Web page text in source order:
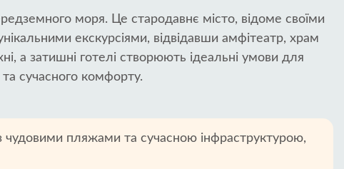
моря. Це стародавнє місто, відоме своїми
екскурсіями, відвідавши амфітеатр, храм
а затишні готелі створюють ідеальні умови для
сучасного комфорту.
чудовими пляжами та сучасною інфраструктурою,